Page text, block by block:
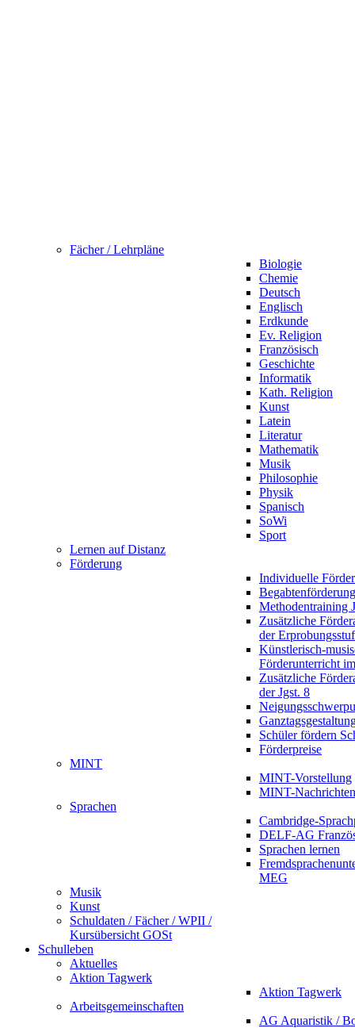
Fächer / Lehrpläne
Biologie
Chemie
Deutsch
Englisch
Erdkunde
Ev. Religion
Französisch
Geschichte
Informatik
Kath. Religion
Kunst
Latein
Literatur
Mathematik
Musik
Philosophie
Physik
Spanisch
SoWi
Sport
Lernen auf Distanz
Förderung
Individuelle
Begabtenförderung
Methodentraining
Zusätzliche
der
Künstlerisch-
Förderunterricht
Zusätzliche
der Jgst. 8
Schüler fördern
Förderpreise
MINT
MINT-Vorstellung
MINT-Nachrichten
Sprachen
Cambridge-
DELF-AG
Sprachen lernen
MEG
Musik
Kunst
Schuldaten / Fächer / WPII /
Kursübersicht GOSt
Schulleben
Aktuelles
Aktion Tagwerk
Aktion Tagwerk
Arbeitsgemeinschaften
AG Aquaristik /